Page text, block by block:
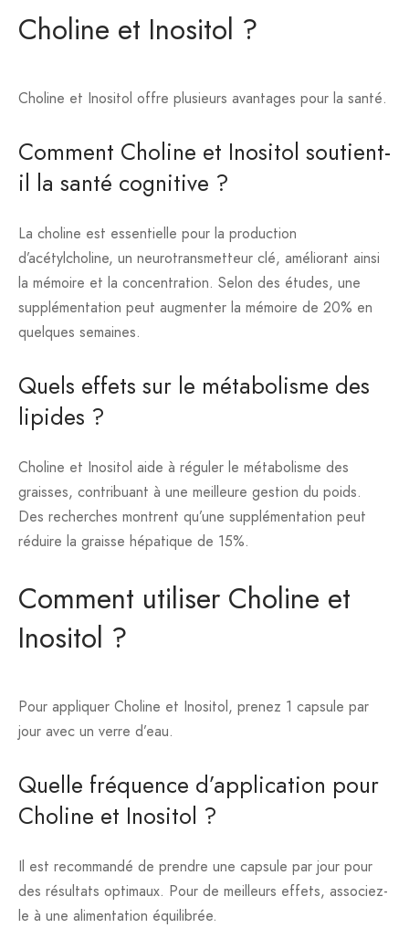
Choline et Inositol ?
Choline et Inositol offre plusieurs avantages pour la santé.
Comment Choline et Inositol soutient-
il la santé cognitive ?
La choline est essentielle pour la production
d’acétylcholine, un neurotransmetteur clé, améliorant ainsi
la mémoire et la concentration. Selon des études, une
supplémentation peut augmenter la mémoire de 20% en
quelques semaines.
Quels effets sur le métabolisme des
lipides ?
Choline et Inositol aide à réguler le métabolisme des
graisses, contribuant à une meilleure gestion du poids.
Des recherches montrent qu’une supplémentation peut
réduire la graisse hépatique de 15%.
Comment utiliser Choline et
Inositol ?
Pour appliquer Choline et Inositol, prenez 1 capsule par
jour avec un verre d’eau.
Quelle fréquence d’application pour
Choline et Inositol ?
Il est recommandé de prendre une capsule par jour pour
des résultats optimaux. Pour de meilleurs effets, associez-
le à une alimentation équilibrée.